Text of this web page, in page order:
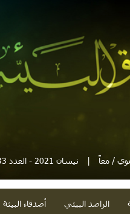
/ معاً | نيسان 2021 - العدد 133 (2021-04-01)
الراصد البيئي أصدقاء البيئة